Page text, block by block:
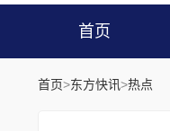
首页
首页>东方快讯>热点